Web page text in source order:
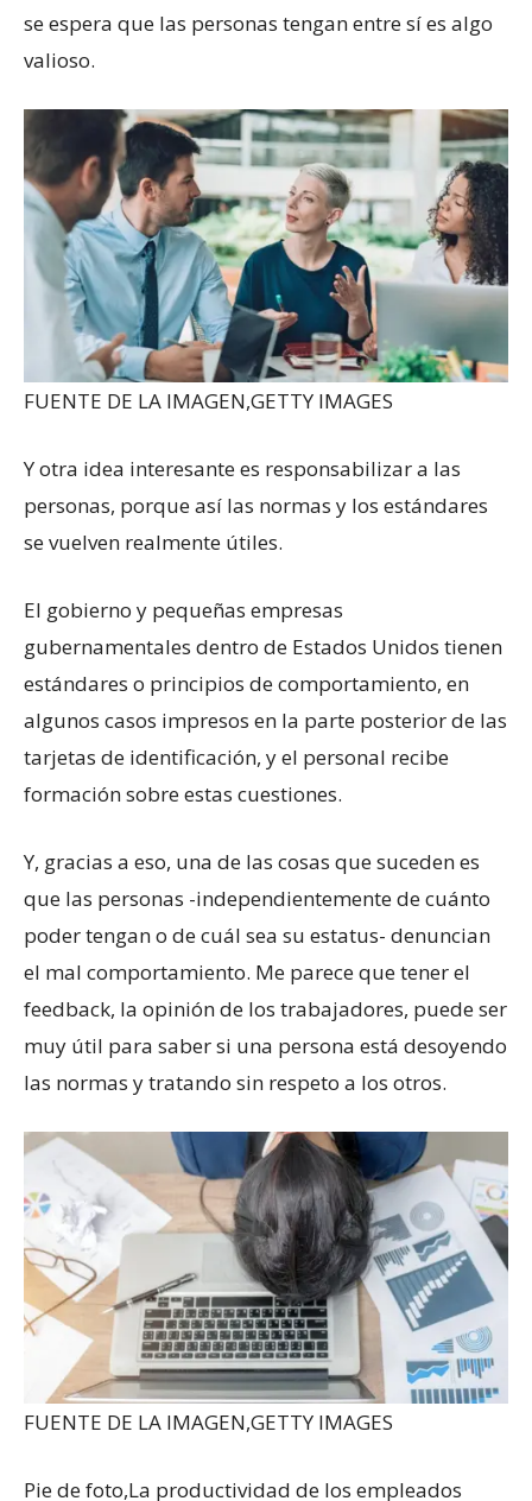
se espera que las personas tengan entre sí es algo
valioso.
FUENTE DE LA IMAGEN,GETTY IMAGES
Y otra idea interesante es responsabilizar a las
personas, porque así las normas y los estándares
se vuelven realmente útiles.
El gobierno y pequeñas empresas
gubernamentales dentro de Estados Unidos tienen
estándares o principios de comportamiento, en
algunos casos impresos en la parte posterior de las
tarjetas de identificación, y el personal recibe
formación sobre estas cuestiones.
Y, gracias a eso, una de las cosas que suceden es
que las personas -independientemente de cuánto
poder tengan o de cuál sea su estatus- denuncian
el mal comportamiento. Me parece que tener el
feedback, la opinión de los trabajadores, puede ser
muy útil para saber si una persona está desoyendo
las normas y tratando sin respeto a los otros.
FUENTE DE LA IMAGEN,GETTY IMAGES
Pie de foto,La productividad de los empleados